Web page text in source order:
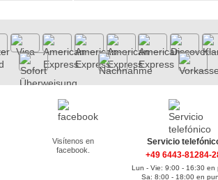
Visítenos en
facebook.
Servicio
+49 6443-81284-
Lun - Vie: 9:00 - 16:30 en
Sa: 8:00 - 18:00 en